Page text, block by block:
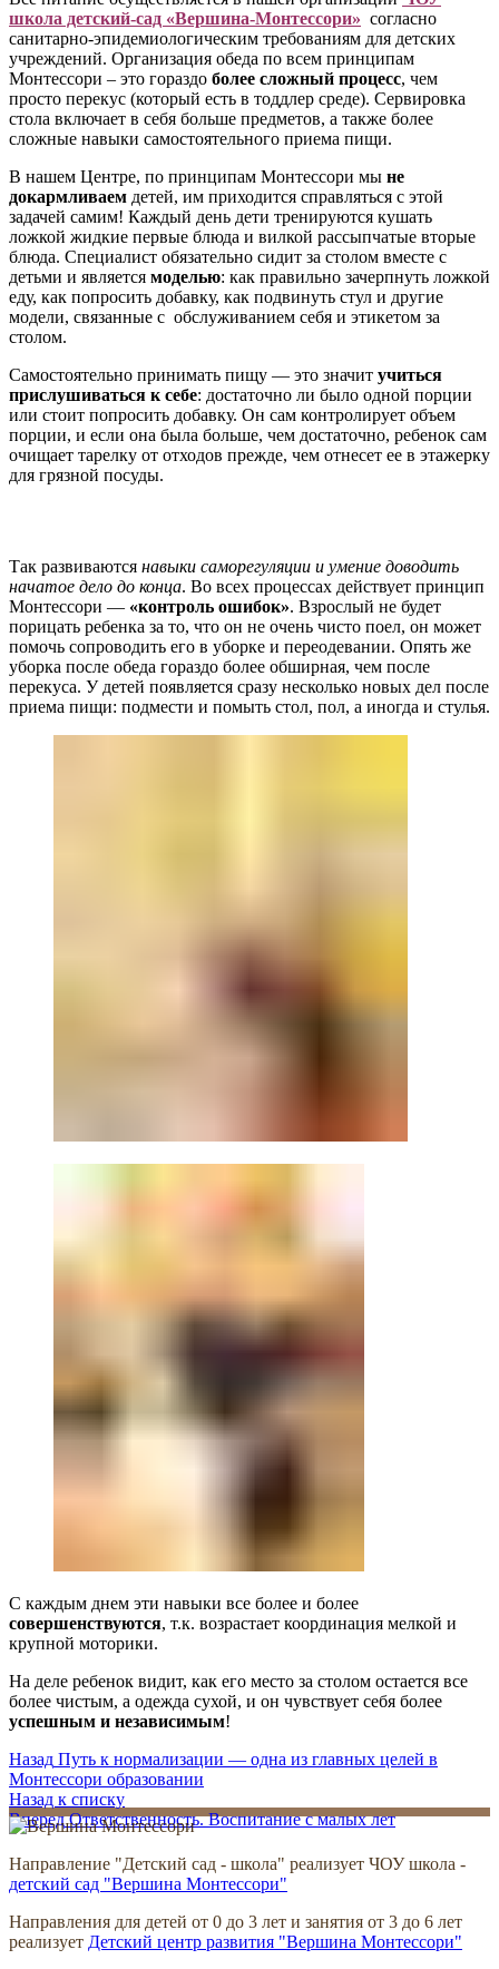
школа детский-сад «Вершина-Монтессори» согласно
санитарно-эпидемиологическим требованиям для детских
учреждений. Организация обеда по всем принципам
Монтессори – это гораздо более сложный процесс, чем
просто перекус (который есть в тоддлер среде). Сервировка
стола включает в себя больше предметов, а также более
сложные навыки самостоятельного приема пищи.
В нашем Центре, по принципам Монтессори мы не
докармливаем детей, им приходится справляться с этой
задачей самим! Каждый день дети тренируются кушать
ложкой жидкие первые блюда и вилкой рассыпчатые вторые
блюда. Специалист обязательно сидит за столом вместе с
детьми и является моделью: как правильно зачерпнуть ложкой
еду, как попросить добавку, как подвинуть стул и другие
модели, связанные с обслуживанием себя и этикетом за
столом.
Самостоятельно принимать пищу — это значит учиться
прислушиваться к себе: достаточно ли было одной порции
или стоит попросить добавку. Он сам контролирует объем
порции, и если она была больше, чем достаточно, ребенок сам
очищает тарелку от отходов прежде, чем отнесет ее в этажерку
для грязной посуды.
Так развиваются навыки саморегуляции и умение доводить
начатое дело до конца. Во всех процессах действует принцип
Монтессори — «контроль ошибок». Взрослый не будет
порицать ребенка за то, что он не очень чисто поел, он может
помочь сопроводить его в уборке и переодевании. Опять же
уборка после обеда гораздо более обширная, чем после
перекуса. У детей появляется сразу несколько новых дел после
приема пищи: подмести и помыть стол, пол, а иногда и стулья.
С каждым днем эти навыки все более и более
совершенствуются, т.к. возрастает координация мелкой и
крупной моторики.
На деле ребенок видит, как его место за столом остается все
более чистым, а одежда сухой, и он чувствует себя более
успешным и независимым!
Назад Путь к нормализации — одна из главных целей в
Монтессори образовании
Назад к списку
Вперед Ответственность. Воспитание с малых лет
Направление "Детский сад - школа" реализует ЧОУ школа -
детский сад "Вершина Монтессори"
Направления для детей от 0 до 3 лет и занятия от 3 до 6 лет
реализует Детский центр развития "Вершина Монтессори"